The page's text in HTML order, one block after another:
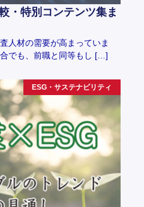
・特別コンテンツ集ま
人材の需要が高まっていま
でも、前職と同等もし […]
ESG・サステナビリティ